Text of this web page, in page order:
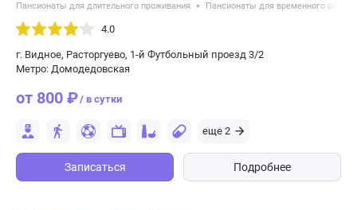
Пансионаты для длительного проживания Пансионаты для временного
4.0
г. Видное, Расторгуево, 1-й Футбольный проезд 3/2
Метро: Домодедовская
от 800 ₽/ в сутки
еще 2
Записаться Подробнее